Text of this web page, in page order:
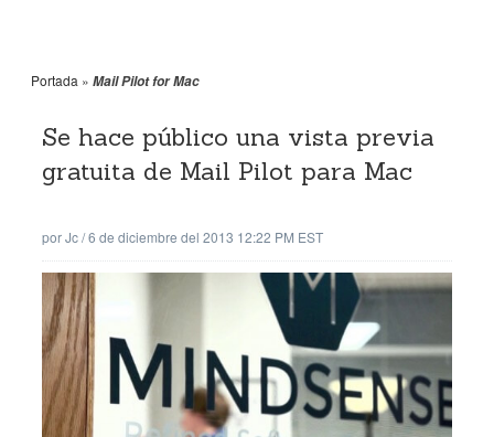
Portada » Mail Pilot for Mac
Se hace público una vista previa
gratuita de Mail Pilot para Mac
porJc/6 de diciembre del 2013 12:22 PM EST